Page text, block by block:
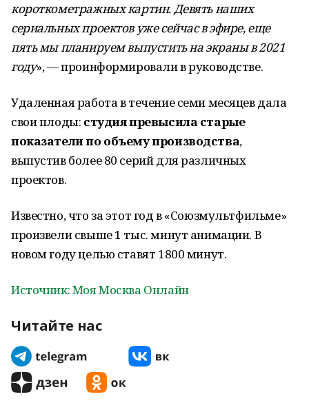
короткометражных картин. Девять наших
сериальных проектов уже сейчас в эфире, еще
пять мы планируем выпустить на экраны в 2021
году», — проинформировали в руководстве.
Удаленная работа в течение семи месяцев дала
свои плоды: студия превысила старые
показатели по объему производства,
выпустив более 80 серий для различных
проектов.
Известно, что за этот год в «Союзмультфильме»
произвели свыше 1 тыс. минут анимации. В
новом году целью ставят 1800 минут.
Источник: Моя Москва Онлайн
Читайте нас